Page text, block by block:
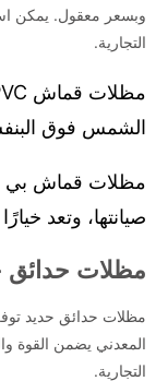
وبسعر معقول. يمكن
التجارية.
الشمس فوق
مظلات قماش بي
صيانتها، وتعد
مظلات حدائق
مظلات حدائق حديد
المعدني يضمن القوة
التجارية.